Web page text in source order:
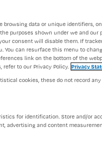
browsing data or unique identifiers,
purposes shown under we and our
consent will disable them. If
You can resurface this menu to
link on the bottom of the
to our Privacy Policy. Privacy
cookies, these do not record
for identification. Store and/or
advertising and content